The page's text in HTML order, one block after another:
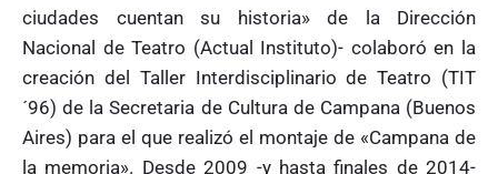
ciudades cuentan su historia» de la Dirección
Nacional de Teatro (Actual Instituto)- colaboró en la
creación del Taller Interdisciplinario de Teatro (TIT
´96) de la Secretaria de Cultura de Campana (Buenos
Aires) para el que realizó el montaje de «Campana de
la memoria». Desde 2009 -y hasta finales de 2014-